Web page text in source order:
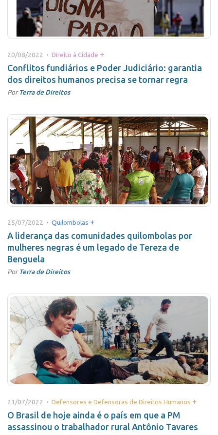
20/08/2022 • Direito à Cidade +
Conflitos fundiários e Poder Judiciário: garantia
dos direitos humanos precisa se tornar regra
PorTerra de Direitos
25/07/2022 • Quilombolas +
A liderança das comunidades quilombolas por
mulheres negras é um legado de Tereza de
Benguela
PorTerra de Direitos
21/07/2022 • Defensores e Defensoras de Direitos Humanos +
O Brasil de hoje ainda é o país em que a PM
assassinou o trabalhador rural Antônio Tavares